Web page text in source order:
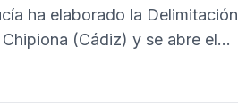
ha elaborado la Delimitación
(Cádiz) y se abre el
del documento para